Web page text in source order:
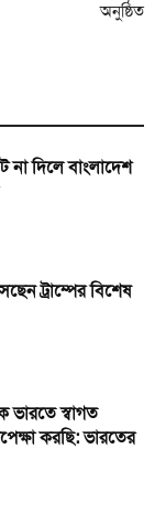
অনুষ্ঠিত
না দিলে বাংলাদেশ
ট্রাম্পের বিশেষ
ভারতে স্বাগত
কর‌ছি: ভারতের